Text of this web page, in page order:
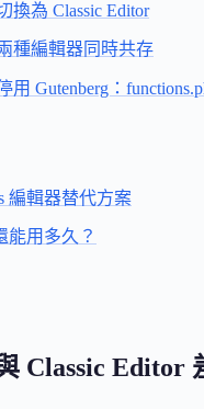
換為 Classic Editor
種編輯器同時共存
用 Gutenberg：
編輯器替代方案
能用多久？
Classic Editor